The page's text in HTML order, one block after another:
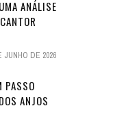
ANÁLISE
JUNHO DE 2026
PASSO
ANJOS